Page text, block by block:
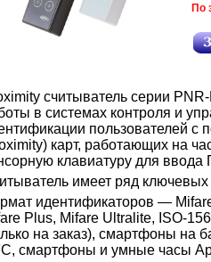
По
считыватель серии
в системах контроля и
пользователей с
карт, работающих на
клавиатуру для
имеет ряд ключевых
идентификаторов —
Plus, Mifare Ultralite, ISO-
на заказ), смартфоны на
смартфоны и умные часы